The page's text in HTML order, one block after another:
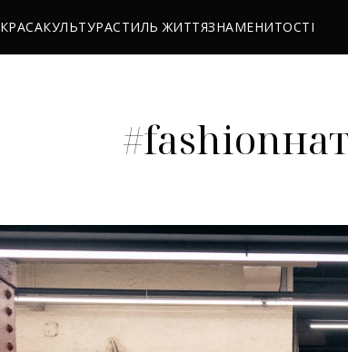
КРАСАКУЛЬТУРАСТИЛЬ ЖИТТЯЗНАМЕНИТОСТІ